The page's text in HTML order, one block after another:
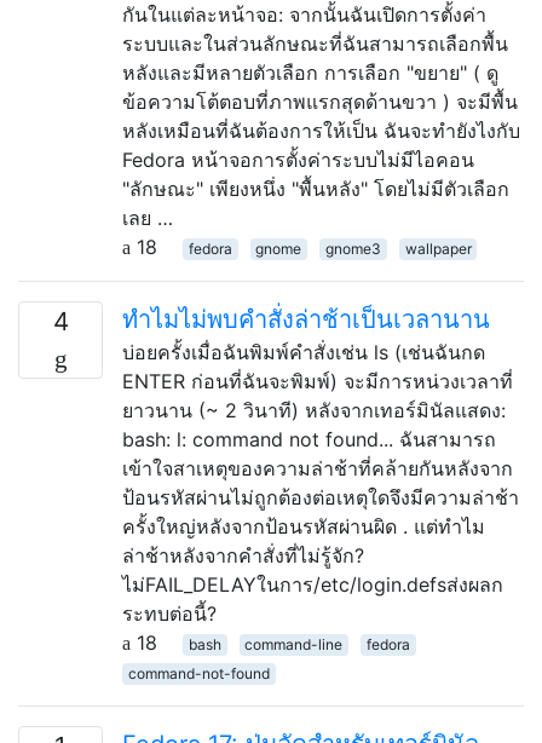
กันในแต่ละหน้าจอ: จากนั้นฉันเปิดการตั้งค่า
ระบบและในส่วนลักษณะที่ฉันสามารถเลือกพื้น
หลังและมีหลายตัวเลือก การเลือก "ขยาย" ( ดู
ข้อความโต้ตอบที่ภาพแรกสุดด้านขวา ) จะมีพื้น
หลังเหมือนที่ฉันต้องการให้เป็น ฉันจะทำยังไงกับ
Fedora หน้าจอการตั้งค่าระบบไม่มีไอคอน
"ลักษณะ" เพียงหนึ่ง "พื้นหลัง" โดยไม่มีตัวเลือก
เลย …
18
fedora gnome gnome3 wallpaper
4 ทำไมไม่พบคำสั่งล่าช้าเป็นเวลานาน
บ่อยครั้งเมื่อฉันพิมพ์คำสั่งเช่น ls (เช่นฉันกด
ENTER ก่อนที่ฉันจะพิมพ์) จะมีการหน่วงเวลาที่
ยาวนาน (~ 2 วินาที) หลังจากเทอร์มินัลแสดง:
bash: l: command not found... ฉันสามารถ
เข้าใจสาเหตุของความล่าช้าที่คล้ายกันหลังจาก
ป้อนรหัสผ่านไม่ถูกต้องต่อเหตุใดจึงมีความล่าช้า
ครั้งใหญ่หลังจากป้อนรหัสผ่านผิด . แต่ทำไม
ล่าช้าหลังจากคำสั่งที่ไม่รู้จัก?
ไม่FAIL_DELAYในการ/etc/login.defsส่งผลก
ระทบต่อนี้?
18
bash command-line
fedora
command-not-found